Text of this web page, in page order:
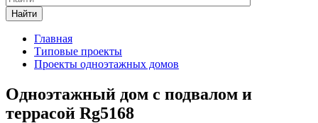
Найти
Главная
Типовые проекты
Проекты одноэтажных домов
Одноэтажный дом с подвалом и
террасой Rg5168